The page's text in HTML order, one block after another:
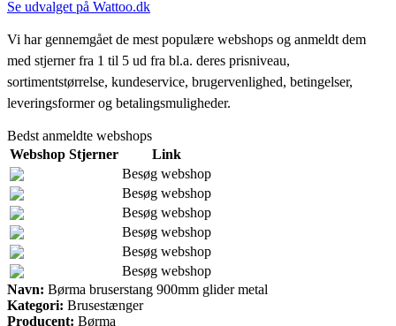
Se udvalget på Wattoo.dk
Vi har gennemgået de mest populære webshops og anmeldt dem
med stjerner fra 1 til 5 ud fra bl.a. deres prisniveau,
sortimentstørrelse, kundeservice, brugervenlighed, betingelser,
leveringsformer og betalingsmuligheder.
Bedst anmeldte webshops
Webshop Stjerner
Link
Besøg webshop
Besøg webshop
Besøg webshop
Besøg webshop
Besøg webshop
Besøg webshop
Navn: Børma bruserstang 900mm glider metal
Kategori: Brusestænger
Producent: Børma